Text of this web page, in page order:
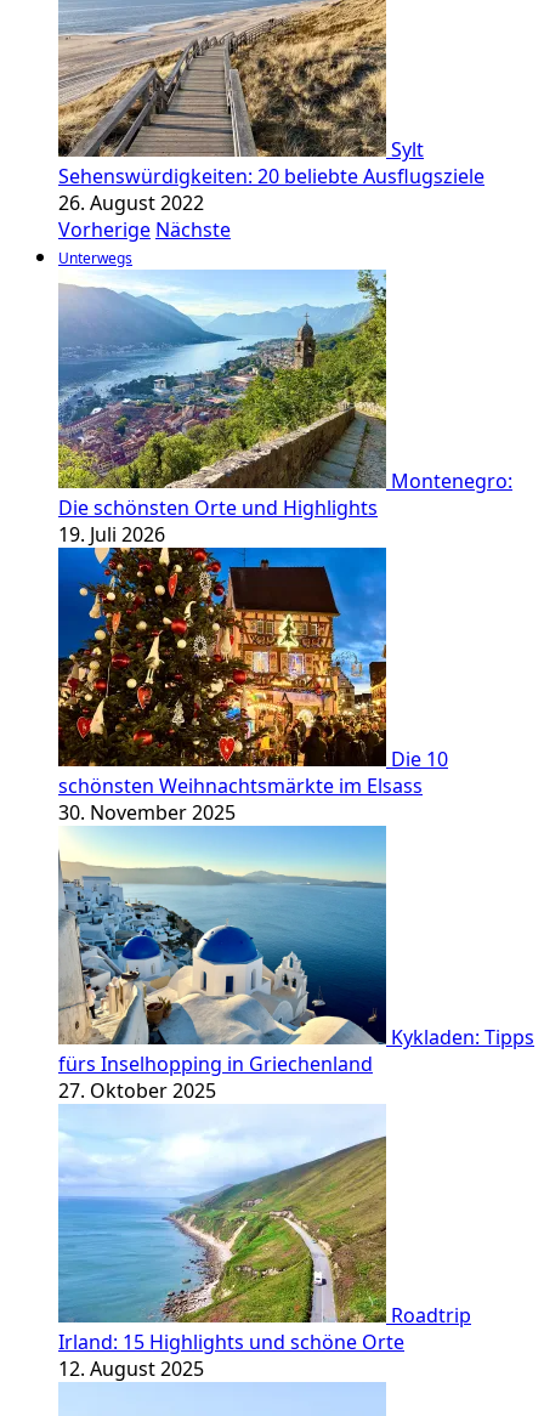
Sylt
Sehenswürdigkeiten: 20 beliebte Ausflugsziele
26. August 2022
Vorherige Nächste
Unterwegs
Montenegro:
Die schönsten Orte und Highlights
19. Juli 2026
Die 10
schönsten Weihnachtsmärkte im Elsass
30. November 2025
Kykladen: Tipps
fürs Inselhopping in Griechenland
27. Oktober 2025
Roadtrip
Irland: 15 Highlights und schöne Orte
12. August 2025